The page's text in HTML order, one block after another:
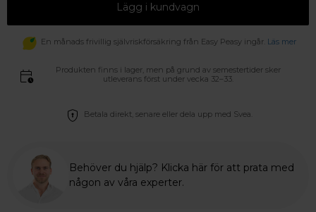
Lägg i kundvagn
En månads frivillig självriskförsäkring från Easy Peasy ingår. Läs mer
Produkten finns i lager, men på grund av semestertider sker
utleverans först under vecka 32–33.
Betala direkt, senare eller dela upp med Svea.
Behöver du hjälp? Klicka här för att prata med
någon av våra experter.